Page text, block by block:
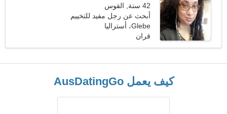
42 سنة, القوس
أبحث عن رجل مفيد للتخييم
Glebe، أستراليا
قران
كيف يعمل AusDatingGo